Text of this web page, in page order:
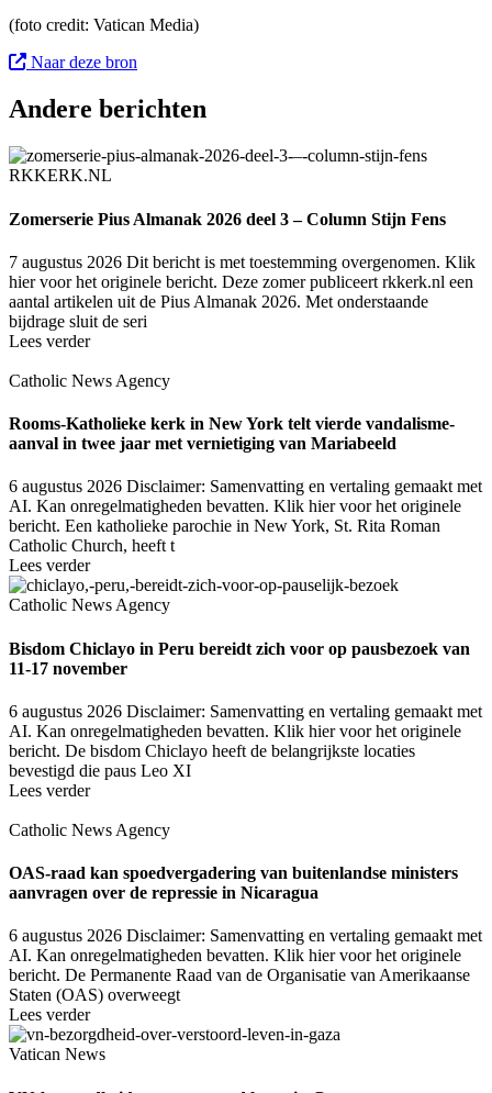
(foto credit: Vatican Media)
Naar deze bron
Andere berichten
RKKERK.NL
Zomerserie Pius Almanak 2026 deel 3 – Column Stijn Fens
7 augustus 2026 Dit bericht is met toestemming overgenomen. Klik
hier voor het originele bericht. Deze zomer publiceert rkkerk.nl een
aantal artikelen uit de Pius Almanak 2026. Met onderstaande
bijdrage sluit de seri
Lees verder
Catholic News Agency
Rooms-Katholieke kerk in New York telt vierde vandalisme-
aanval in twee jaar met vernietiging van Mariabeeld
6 augustus 2026 Disclaimer: Samenvatting en vertaling gemaakt met
AI. Kan onregelmatigheden bevatten. Klik hier voor het originele
bericht. Een katholieke parochie in New York, St. Rita Roman
Catholic Church, heeft t
Lees verder
Catholic News Agency
Bisdom Chiclayo in Peru bereidt zich voor op pausbezoek van
11-17 november
6 augustus 2026 Disclaimer: Samenvatting en vertaling gemaakt met
AI. Kan onregelmatigheden bevatten. Klik hier voor het originele
bericht. De bisdom Chiclayo heeft de belangrijkste locaties
bevestigd die paus Leo XI
Lees verder
Catholic News Agency
OAS-raad kan spoedvergadering van buitenlandse ministers
aanvragen over de repressie in Nicaragua
6 augustus 2026 Disclaimer: Samenvatting en vertaling gemaakt met
AI. Kan onregelmatigheden bevatten. Klik hier voor het originele
bericht. De Permanente Raad van de Organisatie van Amerikaanse
Staten (OAS) overweegt
Lees verder
Vatican News